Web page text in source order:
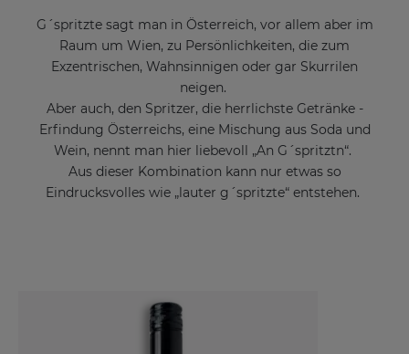
G´spritzte sagt man in Österreich, vor allem aber im
Raum um Wien, zu Persönlichkeiten, die zum
Exzentrischen, Wahnsinnigen oder gar Skurrilen
neigen.
Aber auch, den Spritzer, die herrlichste Getränke -
Erfindung Österreichs, eine Mischung aus Soda und
Wein, nennt man hier liebevoll „An G´spritztn“.
Aus dieser Kombination kann nur etwas so
Eindrucksvolles wie „lauter g´spritzte“ entstehen.